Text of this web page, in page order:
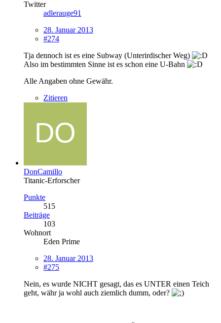
Twitter
adlerauge91
28. Januar 2013
#274
Tja dennoch ist es eine Subway (Unterirdischer Weg)
Also im bestimmten Sinne ist es schon eine U-Bahn
Alle Angaben ohne Gewähr.
Zitieren
DonCamillo
Titanic-Erforscher
Punkte
515
Beiträge
103
Wohnort
Eden Prime
28. Januar 2013
#275
Nein, es wurde NICHT gesagt, das es UNTER einen Teich
geht, währ ja wohl auch ziemlich dumm, oder?